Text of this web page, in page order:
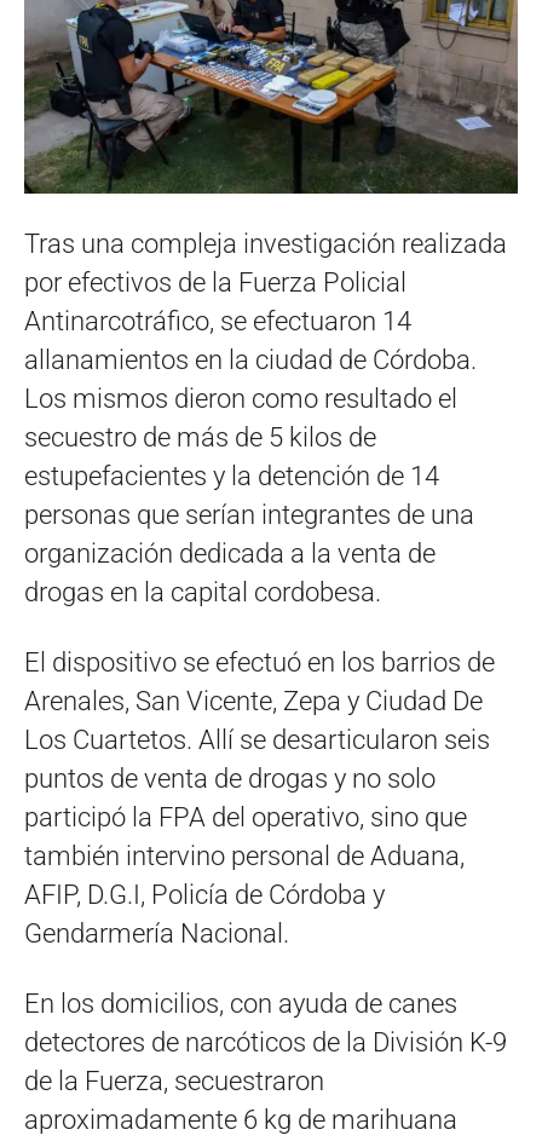
Tras una compleja investigación realizada
por efectivos de la Fuerza Policial
Antinarcotráfico, se efectuaron 14
allanamientos en la ciudad de Córdoba.
Los mismos dieron como resultado el
secuestro de más de 5 kilos de
estupefacientes y la detención de 14
personas que serían integrantes de una
organización dedicada a la venta de
drogas en la capital cordobesa.
El dispositivo se efectuó en los barrios de
Arenales, San Vicente, Zepa y Ciudad De
Los Cuartetos. Allí se desarticularon seis
puntos de venta de drogas y no solo
participó la FPA del operativo, sino que
también intervino personal de Aduana,
AFIP, D.G.I, Policía de Córdoba y
Gendarmería Nacional.
En los domicilios, con ayuda de canes
detectores de narcóticos de la División K-9
de la Fuerza, secuestraron
aproximadamente 6 kg de marihuana